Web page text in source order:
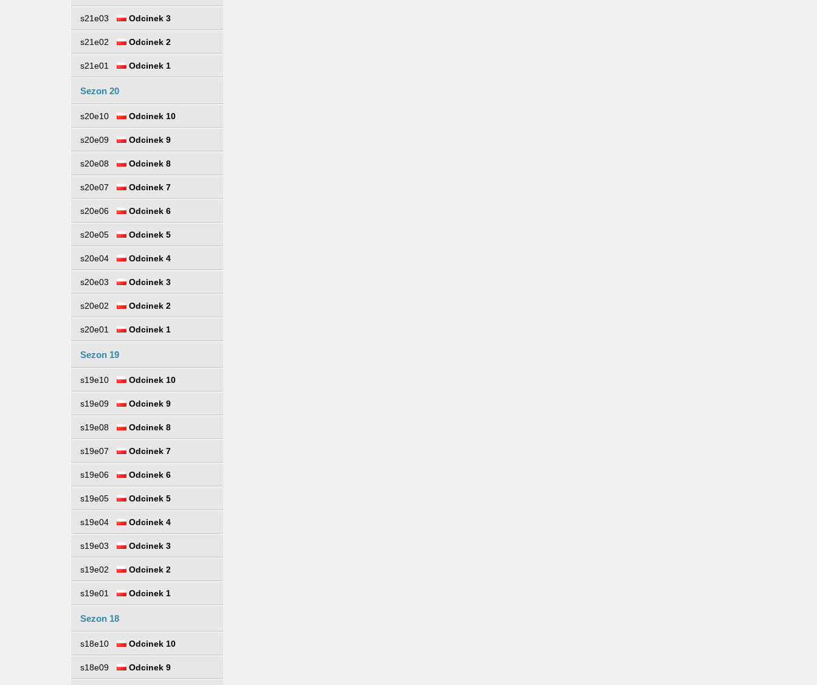
s21e03 Odcinek 3
s21e02 Odcinek 2
s21e01 Odcinek 1
Sezon 20
s20e10 Odcinek 10
s20e09 Odcinek 9
s20e08 Odcinek 8
s20e07 Odcinek 7
s20e06 Odcinek 6
s20e05 Odcinek 5
s20e04 Odcinek 4
s20e03 Odcinek 3
s20e02 Odcinek 2
s20e01 Odcinek 1
Sezon 19
s19e10 Odcinek 10
s19e09 Odcinek 9
s19e08 Odcinek 8
s19e07 Odcinek 7
s19e06 Odcinek 6
s19e05 Odcinek 5
s19e04 Odcinek 4
s19e03 Odcinek 3
s19e02 Odcinek 2
s19e01 Odcinek 1
Sezon 18
s18e10 Odcinek 10
s18e09 Odcinek 9